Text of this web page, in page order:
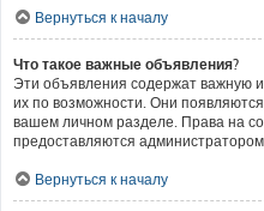
Вернуться к началу
Что такое важные объявления?
Эти объявления содержат важную
их по возможности. Они
вашем личном разделе. Права на
предоставляются
Вернуться к началу